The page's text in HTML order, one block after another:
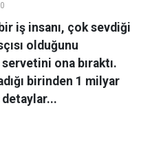
iş insanı, çok sevdiği
olduğunu
ona bıraktı.
birinden 1 milyar